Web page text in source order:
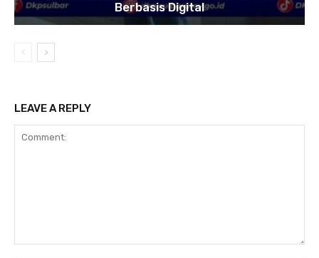
Berbasis Digital
LEAVE A REPLY